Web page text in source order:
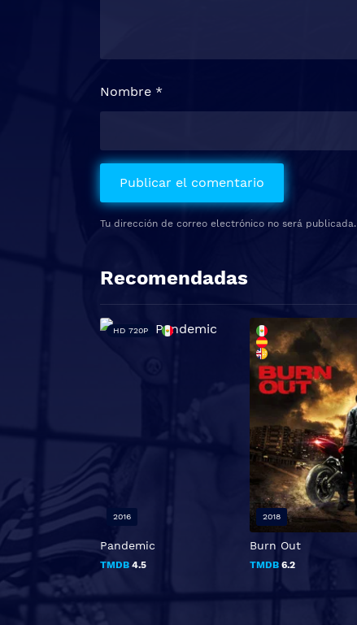
Tu dirección de correo electrónico no será publicada.
Nombre *
Recomendadas
Pandemic
TMDB 4.5
HD 720P
2016
Burn Out
TMDB 6.2
2018